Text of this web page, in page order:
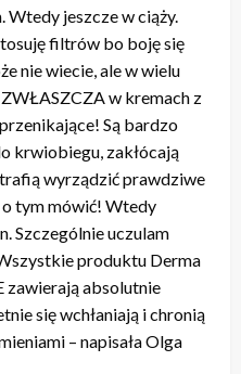
Wtedy jeszcze w ciąży.
filtrów bo boję się
nie wiecie, ale w wielu
w kremach z
Są bardzo
krwiobiegu, zakłócają
wyrządzić prawdziwe
o tym mówić! Wtedy
Szczególnie uczulam
produktu Derma
zawierają absolutnie
się wchłaniają i chronią
– napisała Olga